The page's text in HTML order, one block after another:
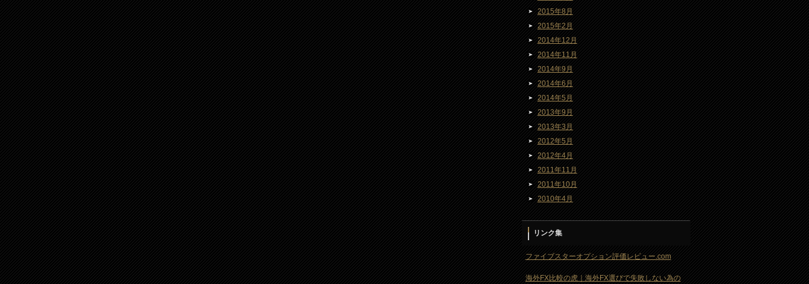
2015年8月
2015年2月
2014年12月
2014年11月
2014年9月
2014年6月
2014年5月
2013年9月
2013年3月
2012年5月
2012年4月
2011年11月
2011年10月
2010年4月
リンク集
ファイブスターオプション評価レビュー.com
海外FX比較の虎｜海外FX選びで失敗しない為の